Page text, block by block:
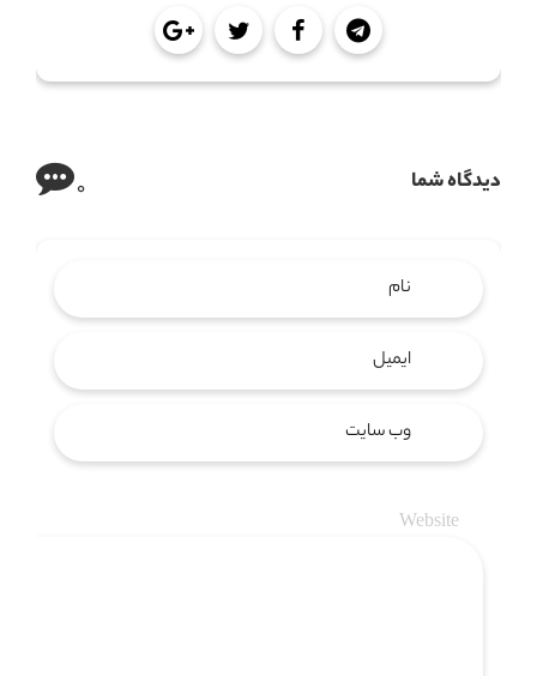
دیدگاه شما 0
Website